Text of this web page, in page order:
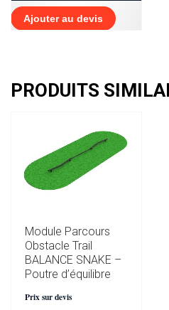
Ajouter au devis
PRODUITS
Module Parcours
Obstacle Trail
BALANCE SNAKE –
Poutre d’équilibre
Prix sur devis